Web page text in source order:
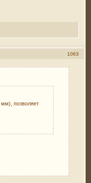
1063
мм), позволяет